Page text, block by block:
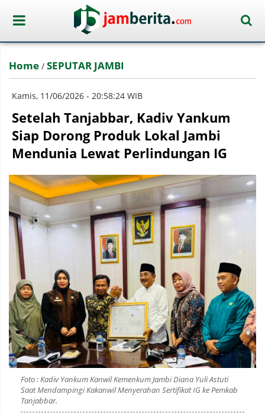
Home / SEPUTAR JAMBI
Kamis, 11/06/2026 - 20:58:24 WIB
Setelah Tanjabbar, Kadiv Yankum
Siap Dorong Produk Lokal Jambi
Mendunia Lewat Perlindungan IG
Foto : Kadiv Yankum Kanwil Kemenkum Jambi Diana Yuli Astuti
Saat Mendampingi Kakanwil Menyerahan Sertifikat IG ke Pemkab
Tanjabbar.